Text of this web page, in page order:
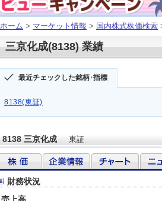
ホーム > マーケット情報 > 国内株式株価検索
三京化成(8138) 業績
最近チェックした銘柄･指標
8138(東証)
8138 三京化成 東証